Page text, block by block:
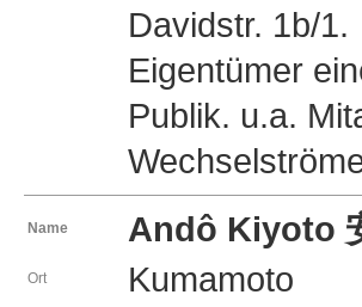
Davidstr. 1b/1.
Eigentümer
Publik. u.a.
Name Andô Kiyoto
Ort Kumamoto